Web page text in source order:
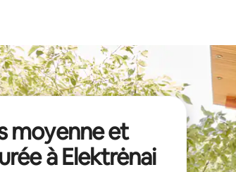
moyenne et
à Elektrėnai